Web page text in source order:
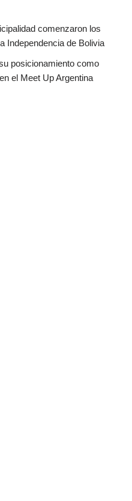
comenzaron los
Independencia de Bolivia
posicionamiento como
el Meet Up Argentina